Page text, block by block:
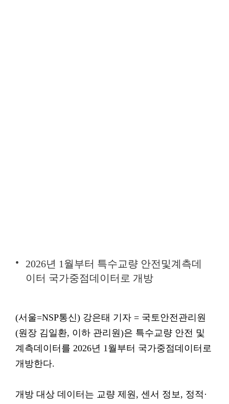
2026년 1월부터 특수교량 안전및계측데
이터 국가중점데이터로 개방
(서울=NSP통신) 강은태 기자 = 국토안전관리원
(원장 김일환, 이하 관리원)은 특수교량 안전 및
계측데이터를 2026년 1월부터 국가중점데이터로
개방한다.
개방 대상 데이터는 교량 제원, 센서 정보, 정적·